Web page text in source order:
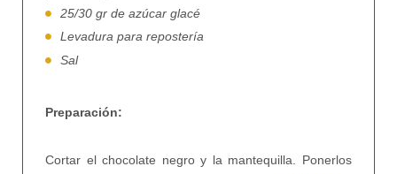
25/30 gr de azúcar glacé
Levadura para repostería
Sal
Preparación:
Cortar el chocolate negro y la mantequilla. Ponerlos